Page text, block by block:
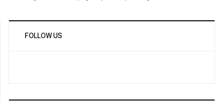
FOLLOW US